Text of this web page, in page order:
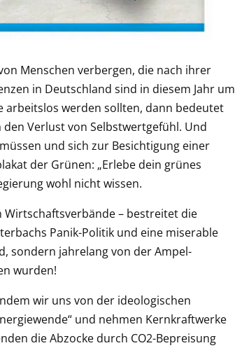
Menschen verbergen, die nach ihrer
in Deutschland sind in diesem Jahr um
arbeitslos werden sollten, dann bedeutet
Verlust von Selbstwertgefühl. Und
und sich zur Besichtigung einer
der Grünen: „Erlebe dein grünes
wohl nicht wissen.
– bestreitet die
Panik-Politik und eine miserable
sondern jahrelang von der Ampel-
wurden!
wir uns von der ideologischen
und nehmen Kernkraftwerke
die Abzocke durch CO2-Bepreisung